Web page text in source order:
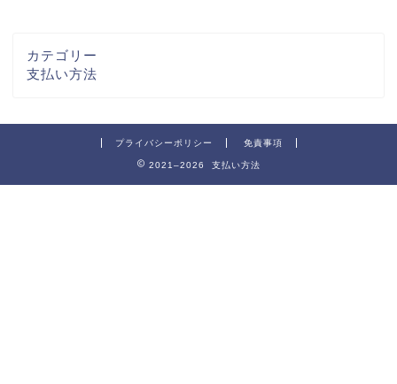
カテゴリー
支払い方法
プライバシーポリシー 免責事項
2021–2026 支払い方法